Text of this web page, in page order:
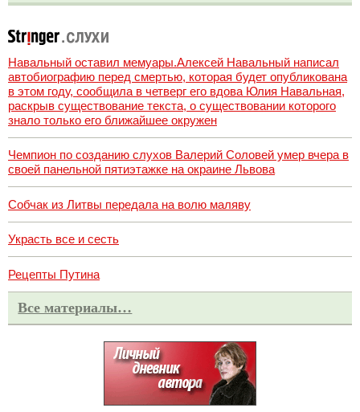
Навальный оставил мемуары.Алексей Навальный написал
автобиографию перед смертью, которая будет опубликована
в этом году, сообщила в четверг его вдова Юлия Навальная,
раскрыв существование текста, о существовании которого
знало только его ближайшее окружен
Чемпион по созданию слухов Валерий Соловей умер вчера в
своей панельной пятиэтажке на окраине Львова
Собчак из Литвы передала на волю маляву
Украсть все и сесть
Рецепты Путина
Все материалы…